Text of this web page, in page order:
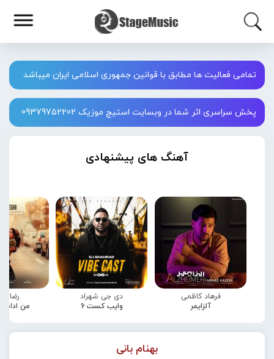
تمامی فعالیت ها مطابق با قوانین جمهوری اسلامی ایران میباشد
پخش سراسری اثر شما در وبسایت استیج موزیک 09379752202
آهنگ های پیشنهادی
فرهاد کاظمی
آلزایمر
دی جی شهراد
وایب کست 6
رضا
من
بهنام بانی